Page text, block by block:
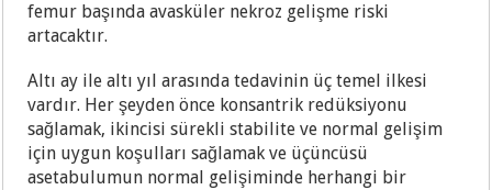
femur başında avasküler nekroz gelişme riski
artacaktır.
Altı ay ile altı yıl arasında tedavinin üç temel ilkesi
vardır. Her şeyden önce konsantrik redüksiyonu
sağlamak, ikincisi sürekli stabilite ve normal gelişim
için uygun koşulları sağlamak ve üçüncüsü
asetabulumun normal gelişiminde herhangi bir